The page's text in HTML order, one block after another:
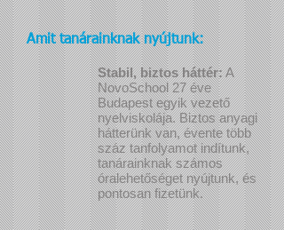
Amit tanárainknak nyújtunk:
Stabil, biztos háttér:A
NovoSchool 27 éve
Budapest egyik vezető
nyelviskolája. Biztos anyagi
hátterünk van, évente több
száz tanfolyamot indítunk,
tanárainknak számos
óralehetőséget nyújtunk, és
pontosan fizetünk.